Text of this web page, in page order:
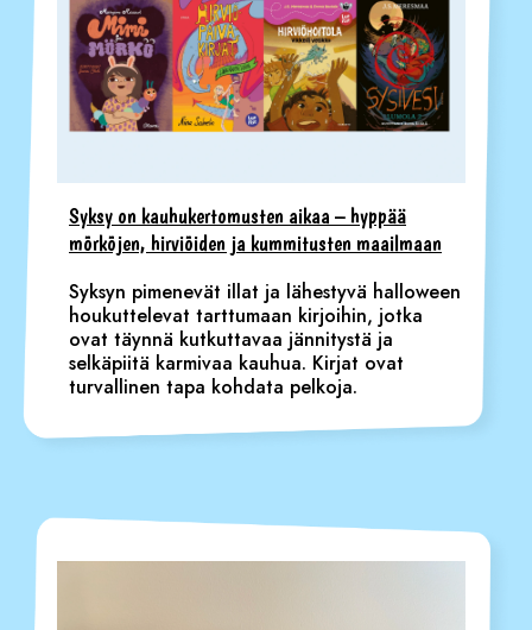
Syksy on kauhukertomusten aikaa – hyppää
mörköjen, hirviöiden ja kummitusten maailmaan
Syksyn pimenevät illat ja lähestyvä halloween
houkuttelevat tarttumaan kirjoihin, jotka
ovat täynnä kutkuttavaa jännitystä ja
selkäpiitä karmivaa kauhua. Kirjat ovat
turvallinen tapa kohdata pelkoja.